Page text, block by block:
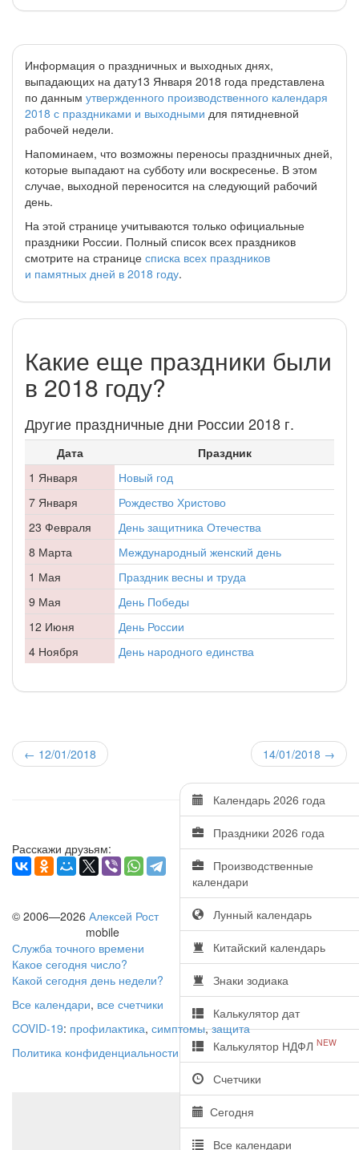
Информация о праздничных и выходных днях,
выпадающих на дату13 Января 2018 года представлена
по данным утвержденного производственного календаря
2018 с праздниками и выходными для пятидневной
рабочей недели.
Напоминаем, что возможны переносы праздничных дней,
которые выпадают на субботу или воскресенье. В этом
случае, выходной переносится на следующий рабочий
день.
На этой странице учитываются только официальные
праздники России. Полный список всех праздников
смотрите на странице списка всех праздников
и памятных дней в 2018 году.
Какие еще праздники были
в 2018 году?
Другие праздничные дни России 2018 г.
Дата
Праздник
1 Января
Новый год
7 Января
Рождество Христово
23 Февраля
День защитника Отечества
8 Марта
Международный женский день
1 Мая
Праздник весны и труда
9 Мая
День Победы
12 Июня
День России
4 Ноября
День народного единства
← 12/01/2018 14/01/2018 →
Календарь 2026 года
Праздники 2026 года
Производственные
календари
Лунный календарь
Китайский календарь
Знаки зодиака
Калькулятор дат
Калькулятор НДФЛ NEW
Счетчики
Сегодня
Все календари
Расскажи друзьям:
© 2006—2026 Алексей Рост
mobile
Служба точного времени
Какое сегодня число?
Какой сегодня день недели?
Все календари, все счетчики
COVID-19: профилактика, симптомы,защита
Политика конфиденциальности